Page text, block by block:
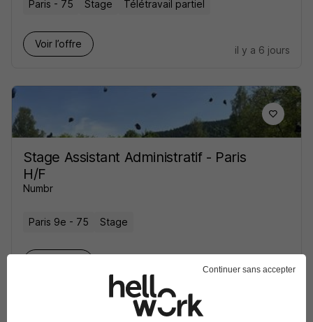
Paris - 75 Stage Télétravail partiel
Voir l’offre
il y a 6 jours
Stage Assistant Administratif - Paris
H/F
Numbr
Paris 9e - 75 Stage
il y a 10 jours
Continuer sans accepter